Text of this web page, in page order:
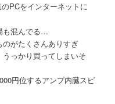
PCをインターネットに
も混んでる…
がたくさんありすぎ
っかり買ってしまいそ
円位するアンプ内臓スピ